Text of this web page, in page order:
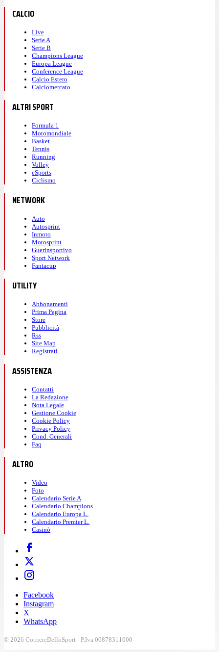
CALCIO
Live
Serie A
Serie B
Champions League
Europa League
Conference League
Calcio Estero
Calciomercato
ALTRI SPORT
Formula 1
Motomondiale
Basket
Tennis
Running
Volley
eSports
Ciclismo
NETWORK
Auto
Autosprint
Inmoto
Motosprint
Guerinsportivo
Sport Network
Fantacup
UTILITY
Abbonamenti
Prima Pagina
Store
Pubblicità
Rss
Site Map
Registrati
ASSISTENZA
Contatti
La Redazione
Nota Legale
Gestione Cookie
Cookie Policy
Privacy Policy
Cond. Generali
Faq
ALTRO
Video
Foto
Calendario Serie A
Calendario Champions
Calendario Europa L.
Calendario Premier L.
Casinò
Facebook
Instagram
X
WhatsApp
© 2026 CorriereDelloSport - P.Iva 00878311000